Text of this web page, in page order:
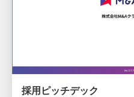
採用ピッチデック